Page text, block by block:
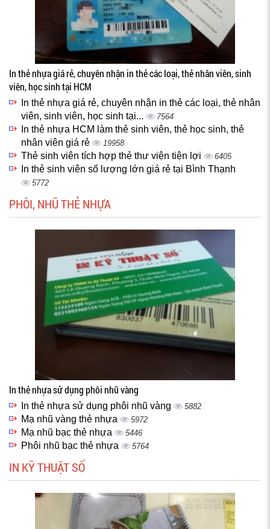
In thẻ nhựa giá rẻ, chuyên nhận in thẻ các loại, thẻ nhân viên, sinh
viên, học sinh tại HCM
In thẻ nhựa giá rẻ, chuyên nhận in thẻ các loại, thẻ nhân
viên, sinh viên, học sinh tại...
7564
In thẻ nhựa HCM làm thẻ sinh viên, thẻ học sinh, thẻ
nhân viên giá rẻ
19958
Thẻ sinh viên tích hợp thẻ thư viện tiện lợi 6405
In thẻ sinh viên số lượng lớn giá rẻ tại Bình Thạnh
5772
PHÔI, NHŨ THẺ NHỰA
In thẻ nhựa sử dụng phôi nhũ vàng
In thẻ nhựa sử dụng phôi nhũ vàng 5882
Mạ nhũ vàng thẻ nhựa 5972
Mạ nhũ bạc thẻ nhựa 5446
Phôi nhũ bạc thẻ nhựa 5764
IN KỸ THUẬT SỐ